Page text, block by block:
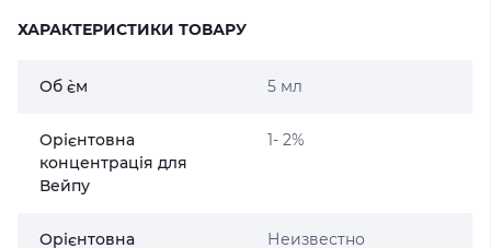
ХАРАКТЕРИСТИКИ ТОВАРУ
Об `єм 5 мл
Орієнтовна
концентрація для
Вейпу
1- 2%
Орієнтовна Неизвестно